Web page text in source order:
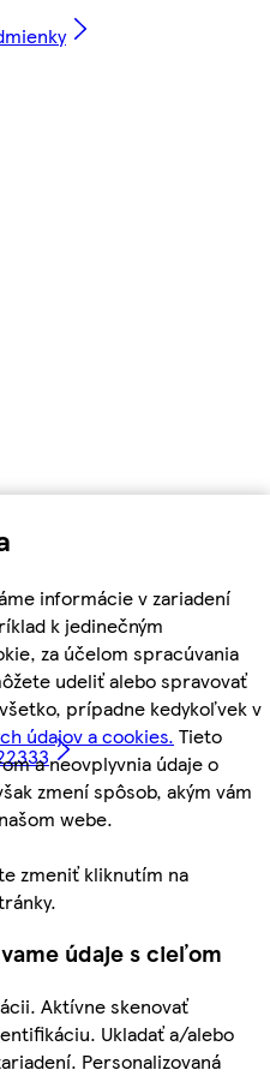
informácie v zariadení
k jedinečným
za účelom spracúvania
udeliť alebo spravovať
prípadne kedykoľvek v
údajov a cookies. Tieto
a neovplyvnia údaje o
zmení spôsob, akým vám
webe.
zmeniť kliknutím na
údaje s cieľom
Aktívne skenovať
Ukladať a/alebo
Personalizovaná